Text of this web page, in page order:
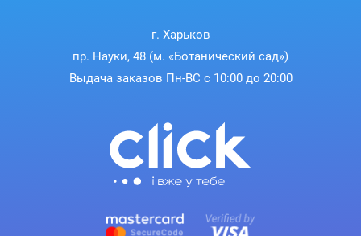
г. Харьков
пр. Науки, 48 (м. «Ботанический сад»)
Выдача заказов Пн-ВС с 10:00 до 20:00